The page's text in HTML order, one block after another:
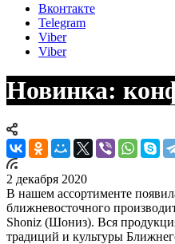
Вконтакте
Telegram
Viber
Viber
Новинка:
2 декабря 2020
В нашем ассортименте
ближневосточного
Shoniz (Шониз). Вся
традиций и культуры